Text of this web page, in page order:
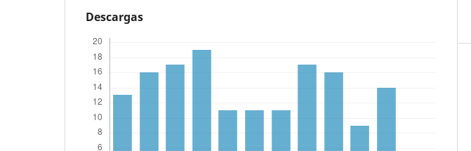
Descargas